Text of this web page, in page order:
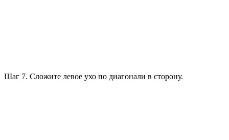
Шаг 7. Сложите левое ухо по диагонали в сторону.